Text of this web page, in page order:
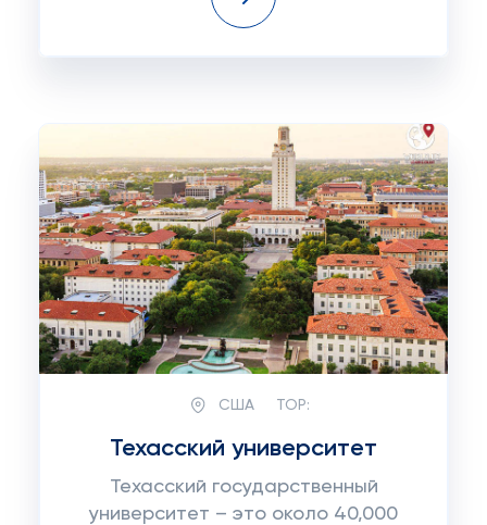
США TOP:
Техасский университет
Техасский государственный
университет – это около 40,000